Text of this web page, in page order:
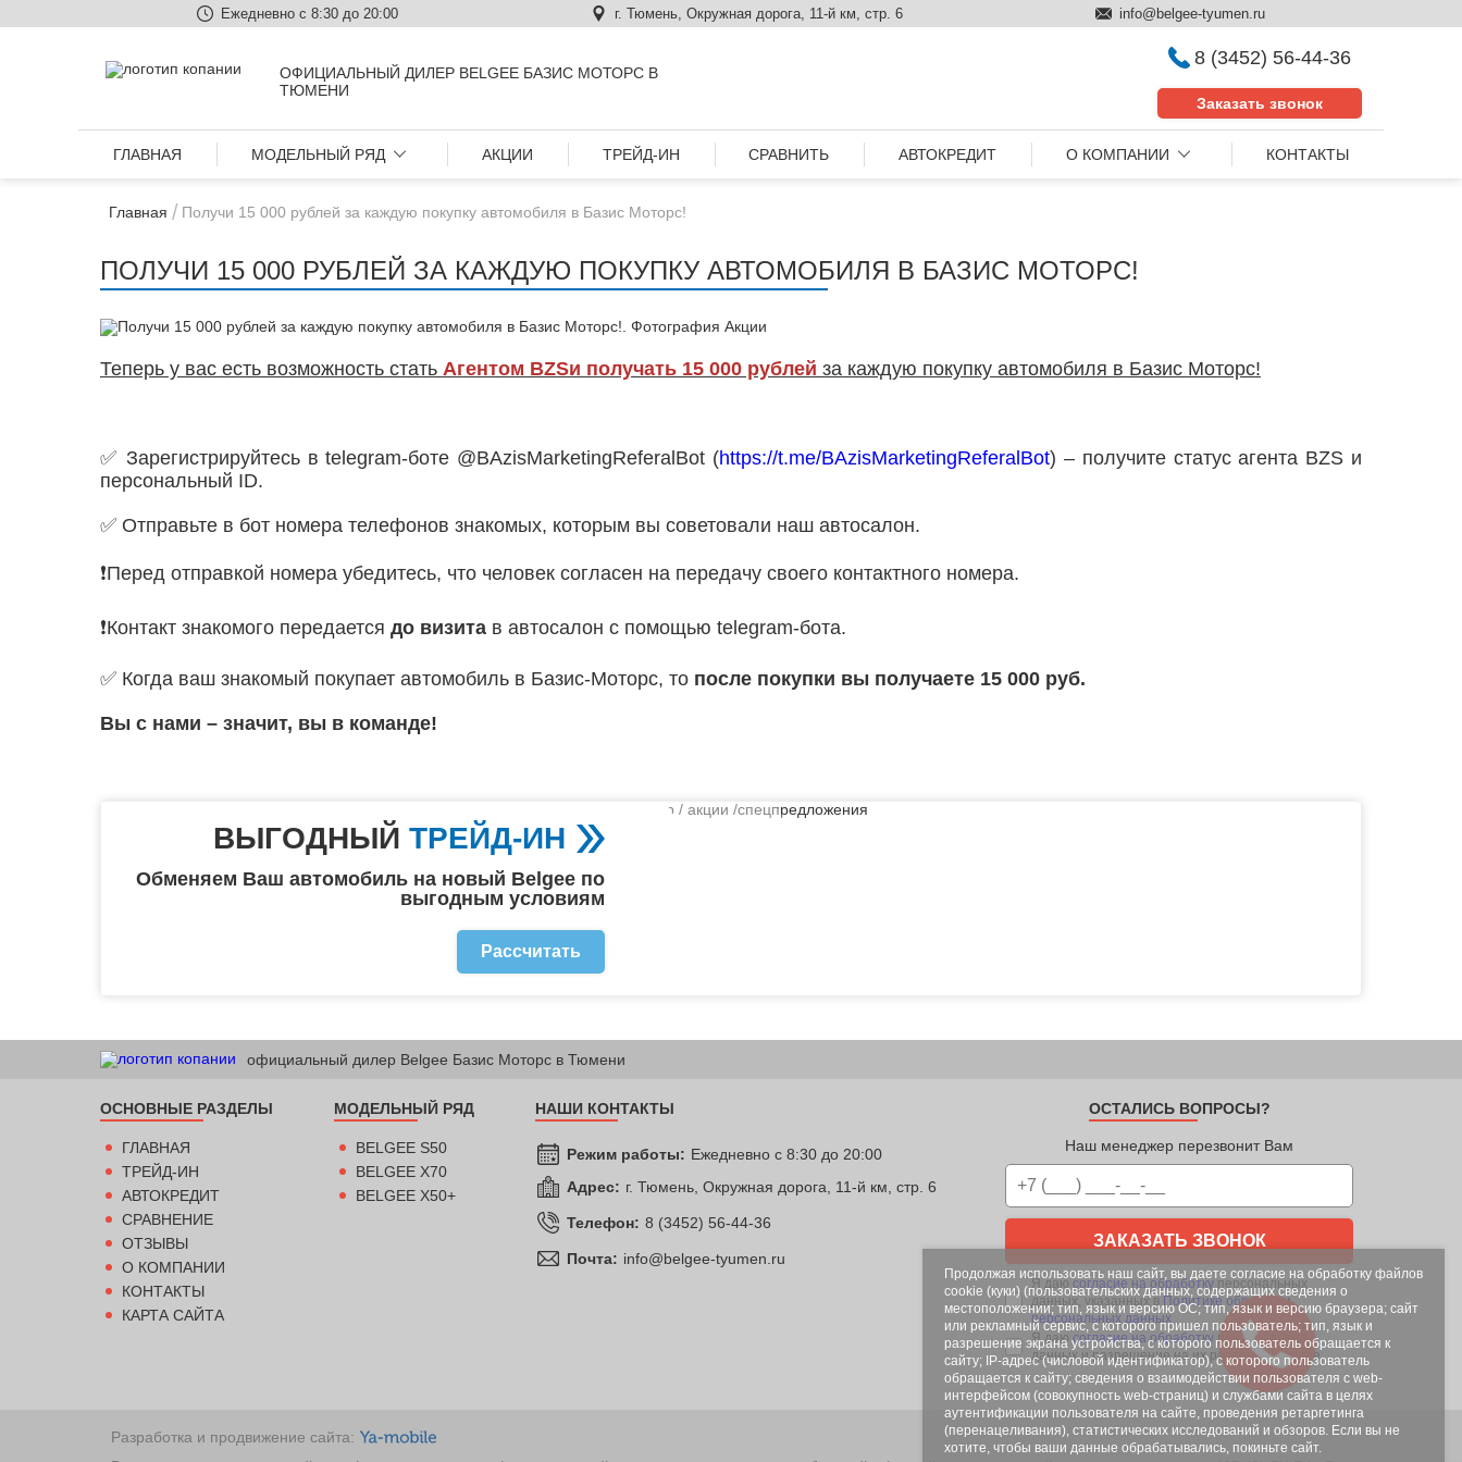
Ежедневно с 8:30 до 20:00 г. Тюмень, Окружная дорога, 11-й км, стр. 6 info@belgee-tyumen.ru
ОФИЦИАЛЬНЫЙ ДИЛЕР BELGEE БАЗИС МОТОРС В
ТЮМЕНИ
8 (3452) 56-44-36
Заказать звонок
ГЛАВНАЯ МОДЕЛЬНЫЙ РЯД АКЦИИ ТРЕЙД-ИН СРАВНИТЬ АВТОКРЕДИТ О КОМПАНИИ КОНТАКТЫ
Главная Получи 15 000 рублей за каждую покупку автомобиля в Базис Моторс!
ПОЛУЧИ 15 000 РУБЛЕЙ ЗА КАЖДУЮ ПОКУПКУ АВТОМОБИЛЯ В БАЗИС МОТОРС!
Теперь у вас есть возможность стать Агентом BZSи получать 15 000 рублей за каждую покупку автомобиля в Базис Моторс!
✅ Зарегистрируйтесь в telegram-боте @BAzisMarketingReferalBot (https://t.me/BAzisMarketingReferalBot) – получите статус агента BZS и
персональный ID.
✅ Отправьте в бот номера телефонов знакомых, которым вы советовали наш автосалон.
❗️Перед отправкой номера убедитесь, что человек согласен на передачу своего контактного номера.
❗️Контакт знакомого передается до визита в автосалон с помощью telegram-бота.
✅ Когда ваш знакомый покупает автомобиль в Базис-Моторс, то после покупки вы получаете 15 000 руб.
Вы с нами – значит, вы в команде!
ВЫГОДНЫЙТРЕЙД-ИН
Обменяем Ваш автомобиль на новый Belgee по
выгодным условиям
Рассчитать
официальный дилер Belgee Базис Моторс в Тюмени
ОСНОВНЫЕ РАЗДЕЛЫ
ГЛАВНАЯ
ТРЕЙД-ИН
АВТОКРЕДИТ
СРАВНЕНИЕ
ОТЗЫВЫ
О КОМПАНИИ
КОНТАКТЫ
КАРТА САЙТА
МОДЕЛЬНЫЙ РЯД
BELGEE S50
BELGEE X70
BELGEE X50+
НАШИ КОНТАКТЫ
Режим работы: Ежедневно с 8:30 до 20:00
Адрес: г. Тюмень, Окружная дорога, 11-й км, стр. 6
Телефон: 8 (3452) 56-44-36
Почта: info@belgee-tyumen.ru
ОСТАЛИСЬ ВОПРОСЫ?
Наш менеджер перезвонит Вам
ЗАКАЗАТЬ ЗВОНОК
Я даю согласие на обработку персональных
данных, указанных в Политике обработки
персональных данных
Я даюсогласие на обработкуперсональных
данных и разрешение на их распространение
Разработка и продвижение сайта:
Продолжая использовать наш сайт, вы даете согласие на обработку файлов
cookie (куки) (пользовательских данных, содержащих сведения о
местоположении; тип, язык и версию ОС; тип, язык и версию браузера; сайт
или рекламный сервис, с которого пришел пользователь; тип, язык и
разрешение экрана устройства, с которого пользователь обращается к
сайту; IP-адрес (числовой идентификатор), с которого пользователь
обращается к сайту; сведения о взаимодействии пользователя с web-
интерфейсом (совокупность web-страниц) и службами сайта в целях
аутентификации пользователя на сайте, проведения ретаргетинга
(перенацеливания), статистических исследований и обзоров. Если вы не
хотите, чтобы ваши данные обрабатывались, покиньте сайт.